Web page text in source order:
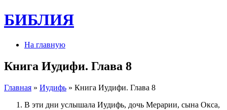
БИБЛИЯ
На главную
Книга Иудифи. Глава 8
Главная » Иудифь » Книга Иудифи. Глава 8
В эти дни услы­шала Иудифь, дочь Мерарии, сына Окса,